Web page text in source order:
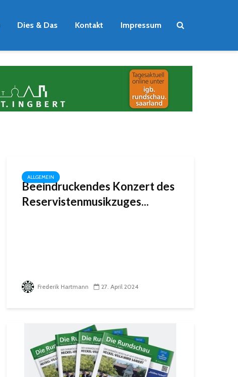
Dies & Das Kontakt Impressum
ALLGEMEIN
Beeindruckendes Konzert des
Reservistenmusikzuges...
Frederik Hartmann 27. April 2024